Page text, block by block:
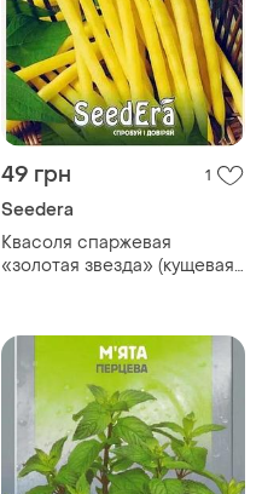
49 грн 1
Seedera
Квасоля спаржевая
«золотая звезда» (кущевая)